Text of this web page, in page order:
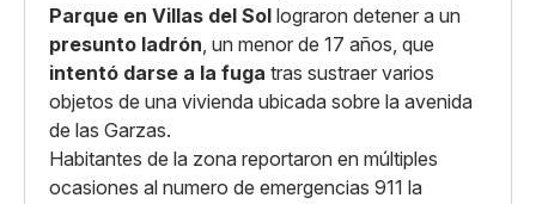
Parque en Villas del Sol lograron detener a un
presunto ladrón, un menor de 17 años, que
intentó darse a la fuga tras sustraer varios
objetos de una vivienda ubicada sobre la avenida
de las Garzas.
Habitantes de la zona reportaron en múltiples
ocasiones al numero de emergencias 911 la